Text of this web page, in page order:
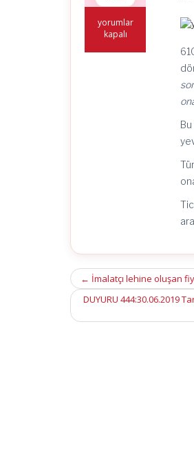
Yevmiye
Defterinin
yorumlar
kapalı
Post
← İmalatçı lehine oluşan
DUYURU 444:30.06.2019